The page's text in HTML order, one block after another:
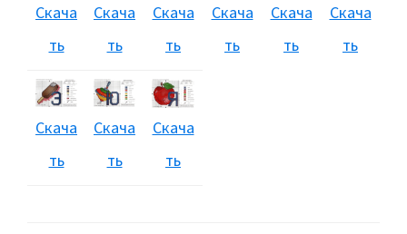
Скача
ть
Скача
ть
Скача
ть
Скача
ть
Скача
ть
Скача
ть
Скача
ть
Скача
ть
Скача
ть